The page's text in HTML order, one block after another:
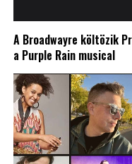
A Broadwayre költözik
a Purple Rain musical